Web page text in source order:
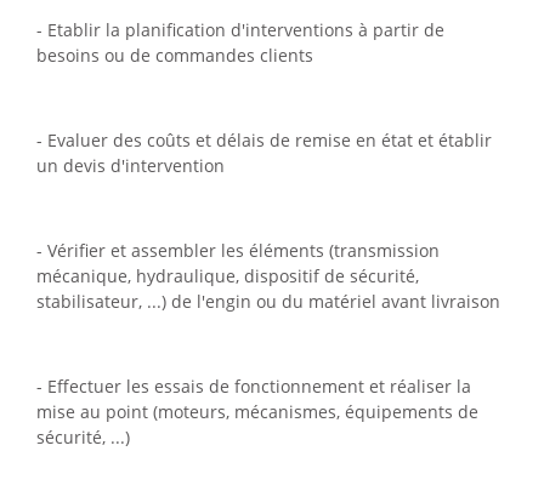
- Etablir la planification d'interventions à partir de
besoins ou de commandes clients
- Evaluer des coûts et délais de remise en état et établir
un devis d'intervention
- Vérifier et assembler les éléments (transmission
mécanique, hydraulique, dispositif de sécurité,
stabilisateur, ...) de l'engin ou du matériel avant livraison
- Effectuer les essais de fonctionnement et réaliser la
mise au point (moteurs, mécanismes, équipements de
sécurité, ...)